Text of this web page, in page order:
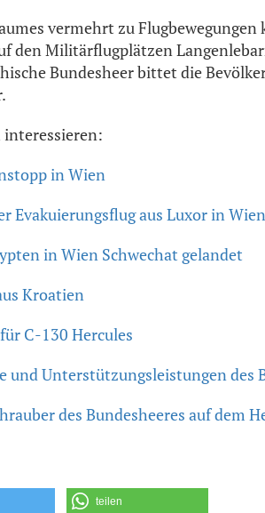
vermehrt zu Flugbewegungen
den Militärflugplätzen
Bundesheer bittet die
interessieren:
in Wien
Evakuierungsflug aus Luxor in
in Wien Schwechat gelandet
Kroatien
C-130 Hercules
und Unterstützungsleistungen des
des Bundesheeres auf dem
teilen